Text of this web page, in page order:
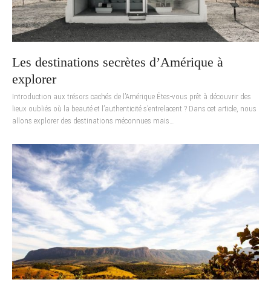
Les destinations secrètes d’Amérique à
explorer
Introduction aux trésors cachés de l’Amérique Êtes-vous prêt à découvrir des
lieux oubliés où la beauté et l’authenticité s’entrelacent ? Dans cet article, nous
allons explorer des destinations méconnues mais…